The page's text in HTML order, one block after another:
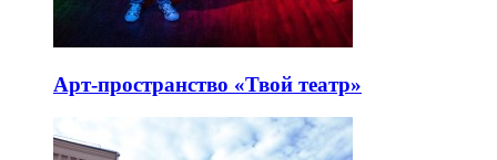
Арт-пространство «Твой театр»